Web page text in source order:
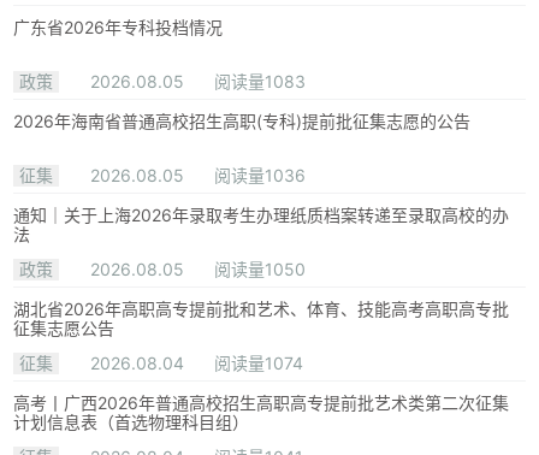
广东省2026年专科投档情况
政策 2026.08.05
阅读量1083
2026年海南省普通高校招生高职(专科)提前批征集志愿的公告
征集 2026.08.05
阅读量1036
通知｜关于上海2026年录取考生办理纸质档案转递至录取高校的办
法
政策
2026.08.05
阅读量1050
湖北省2026年高职高专提前批和艺术、体育、技能高考高职高专批
征集志愿公告
征集
2026.08.04
阅读量1074
高考丨广西2026年普通高校招生高职高专提前批艺术类第二次征集
计划信息表（首选物理科目组）